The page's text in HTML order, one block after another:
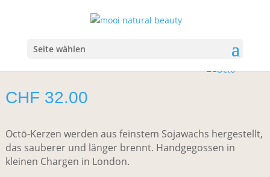
Seite wählen
Octō Festive Fizz Candle
CHF 32.00
Octō-Kerzen werden aus feinstem Sojawachs hergestellt,
das sauberer und länger brennt. Handgegossen in
kleinen Chargen in London.